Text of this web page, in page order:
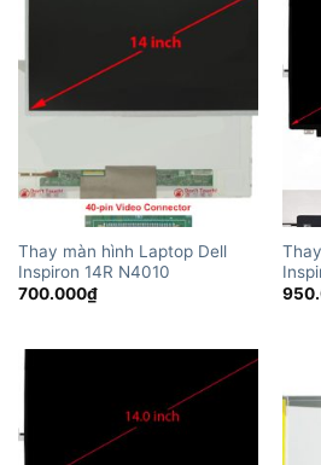
Thay màn hình Laptop Dell
Inspiron 14R N4010
700.000₫